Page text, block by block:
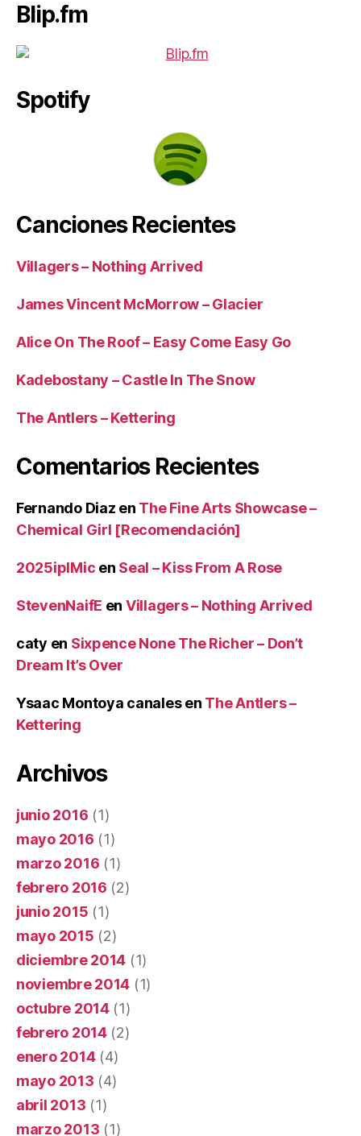
Blip.fm
Spotify
Canciones Recientes
Villagers – Nothing Arrived
James Vincent McMorrow – Glacier
Alice On The Roof – Easy Come Easy Go
Kadebostany – Castle In The Snow
The Antlers – Kettering
Comentarios Recientes
Fernando Diaz en The Fine Arts Showcase –
Chemical Girl [Recomendación]
2025iplMic en Seal – Kiss From A Rose
StevenNaifE en Villagers – Nothing Arrived
caty en Sixpence None The Richer – Don’t
Dream It’s Over
Ysaac Montoya canalesen The Antlers –
Kettering
Archivos
junio 2016 (1)
mayo 2016 (1)
marzo 2016 (1)
febrero 2016 (2)
junio 2015 (1)
mayo 2015 (2)
diciembre 2014 (1)
noviembre 2014 (1)
octubre 2014(1)
febrero 2014(2)
enero 2014(4)
mayo 2013 (4)
abril 2013 (1)
marzo 2013 (1)